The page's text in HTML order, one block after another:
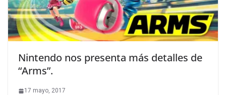
Nintendo nos presenta más detalles de
“Arms”.
17 mayo, 2017